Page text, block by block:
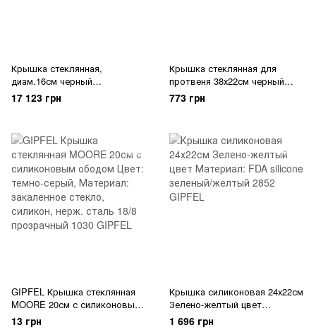
Крышка стеклянная,
диам.16см черный
000200/16000 RISOLI
17 123 грн
Крышка стеклянная для
протвеня 38х22см черный
000200/38000 RISOLI
773 грн
GIPFEL Крышка стеклянная
MOORE 20см с силиконовым
ободом Цвет: темно-серый,
Материал: закаленное стекло,
13 грн
Крышка силиконовая 24х22см
Зелено-желтый цвет
Материал: FDA silicone
зеленый/желтый 2852 GIPFEL
1 696 грн